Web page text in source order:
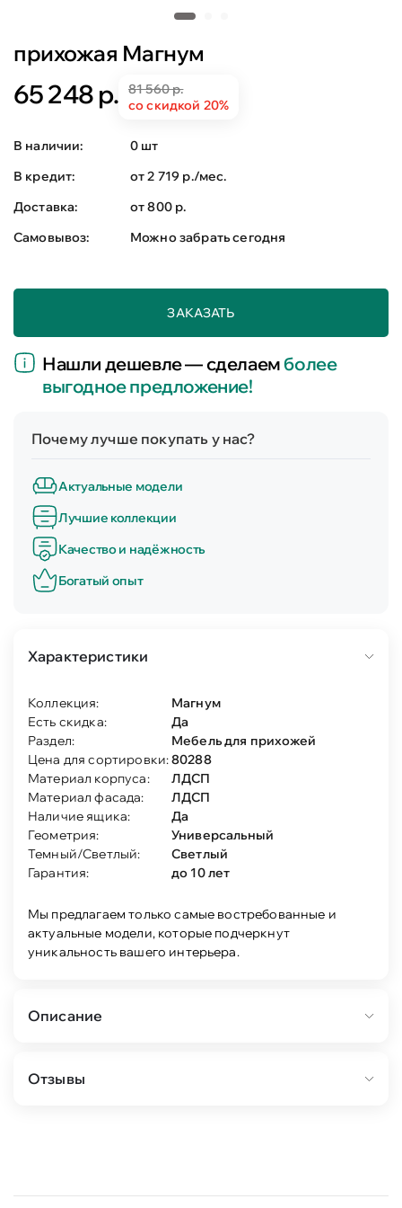
прихожая Магнум
65 248 р.
81 560 р.
со скидкой 20%
В наличии:
0 шт
В кредит:
от 2 719 р./мес.
Доставка:
от 800 р.
Самовывоз:
Можно забрать сегодня
ЗАКАЗАТЬ
Нашли дешевле — сделаемболее
выгодное предложение!
Почему лучше покупать у нас?
Актуальные модели
Лучшие коллекции
Качество и надёжность
Богатый опыт
Характеристики
Коллекция:
Магнум
Есть скидка:
Да
Раздел:
Мебель для прихожей
Цена для сортировки:80288
Материал корпуса:
ЛДСП
Материал фасада:
ЛДСП
Наличие ящика:
Да
Геометрия:
Универсальный
Темный/Светлый:
Светлый
Гарантия:
до 10 лет
Мы предлагаем только самые востребованные и
актуальные модели, которые подчеркнут
уникальность вашего интерьера.
Описание
зеркало Магнум. (блан-шене) 1шт.
Отзывы